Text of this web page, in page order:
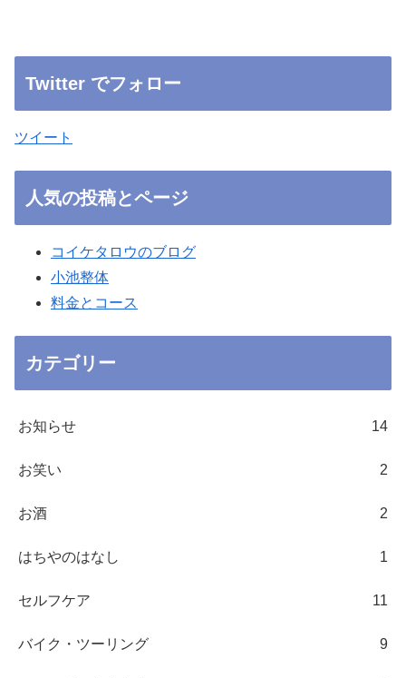
Twitter でフォロー
ツイート
人気の投稿とページ
コイケタロウのブログ
小池整体
料金とコース
カテゴリー
お知らせ 14
お笑い 2
お酒 2
はちやのはなし 1
セルフケア 11
バイク・ツーリング 9